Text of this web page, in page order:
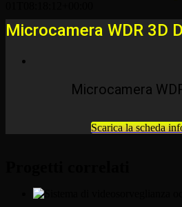
Microcamera WDR 3D
Microcamera
Scarica la scheda